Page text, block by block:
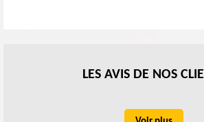
LES AVIS DE NOS